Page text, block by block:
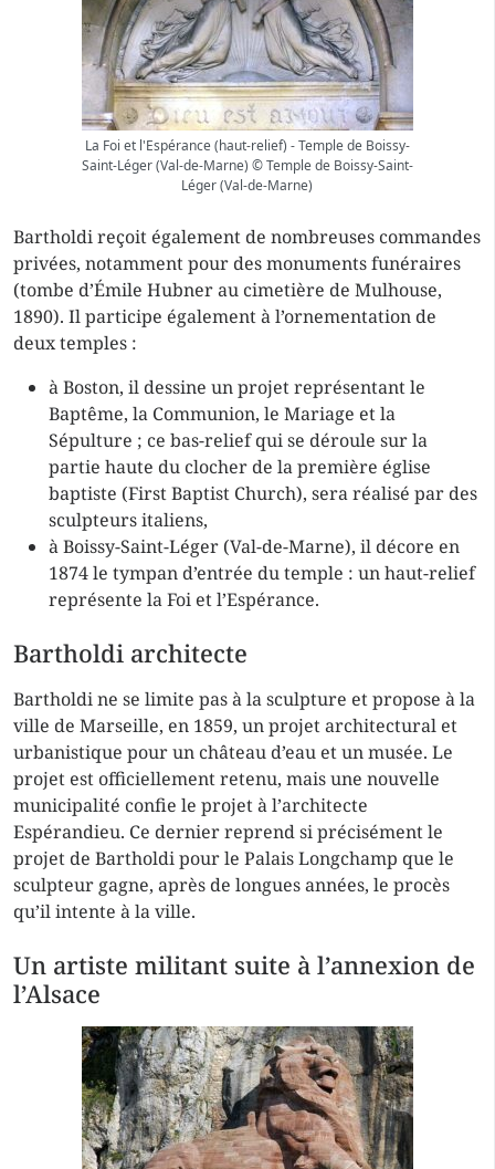
La Foi et l'Espérance (haut-relief) - Temple de Boissy-
Saint-Léger (Val-de-Marne) © Temple de Boissy-Saint-
Léger (Val-de-Marne)
Bartholdi reçoit également de nombreuses commandes
privées, notamment pour des monuments funéraires
(tombe d’Émile Hubner au cimetière de Mulhouse,
1890). Il participe également à l’ornementation de
deux temples :
à Boston, il dessine un projet représentant le
Baptême, la Communion, le Mariage et la
Sépulture ; ce bas-relief qui se déroule sur la
partie haute du clocher de la première église
baptiste (First Baptist Church), sera réalisé par des
sculpteurs italiens,
à Boissy-Saint-Léger (Val-de-Marne), il décore en
1874 le tympan d’entrée du temple : un haut-relief
représente la Foi et l’Espérance.
Bartholdi architecte
Bartholdi ne se limite pas à la sculpture et propose à la
ville de Marseille, en 1859, un projet architectural et
urbanistique pour un château d’eau et un musée. Le
projet est officiellement retenu, mais une nouvelle
municipalité confie le projet à l’architecte
Espérandieu. Ce dernier reprend si précisément le
projet de Bartholdi pour le Palais Longchamp que le
sculpteur gagne, après de longues années, le procès
qu’il intente à la ville.
Un artiste militant suite à l’annexion de
l’Alsace